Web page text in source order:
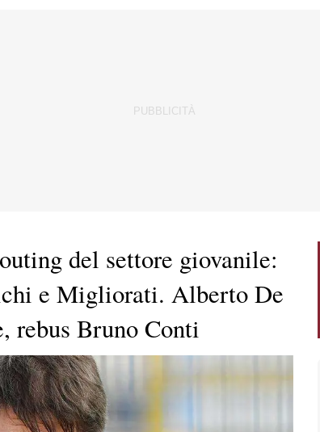
del settore giovanile:
e Migliorati. Alberto De
rebus Bruno Conti